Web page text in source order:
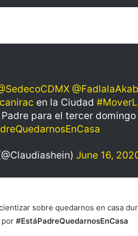
en la Ciudad
para el tercer
June 16,
sobre quedarnos en casa
por #EstáPadreQuedarnosEnCasa